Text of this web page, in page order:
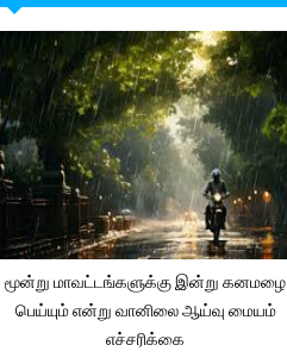
மூன்று மாவட்டங்களுக்கு இன்று கனமழை
பெய்யும் என்று வானிலை ஆய்வு மையம்
எச்சரிக்கை